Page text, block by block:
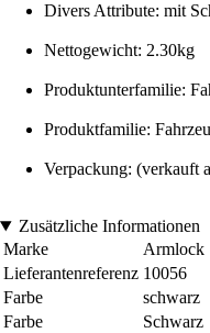
Divers Attribute: mit
Nettogewicht: 2.30kg
Produktunterfamilie:
Produktfamilie:
Verpackung: (verkauft
Zusätzliche Informationen
Marke
Armlock
Lieferantenreferenz 10056
Farbe
schwarz
Farbe
Schwarz